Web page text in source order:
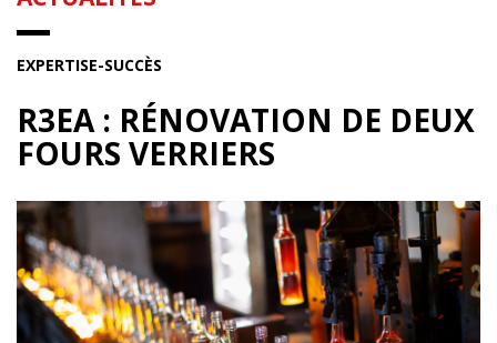
EXPERTISE-SUCCÈS
R3EA : RÉNOVATION DE DEUX
FOURS VERRIERS